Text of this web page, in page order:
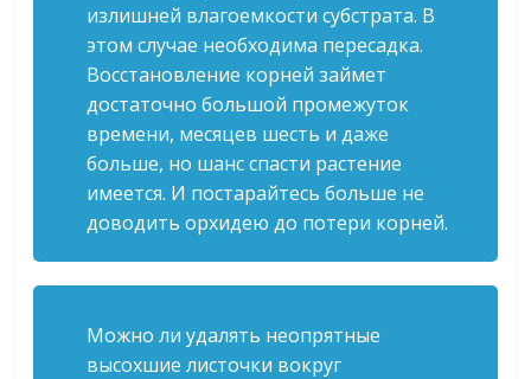
излишней влагоемкости субстрата. В
этом случае необходима пересадка.
Восстановление корней займет
достаточно большой промежуток
времени, месяцев шесть и даже
больше, но шанс спасти растение
имеется. И постарайтесь больше не
доводить орхидею до потери корней.
Можно ли удалять неопрятные
высохшие листочки вокруг